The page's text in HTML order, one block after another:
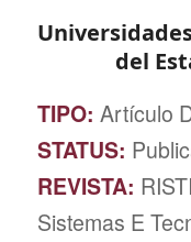
del
TIPO: Artículo
STATUS:
REVISTA:
Sistemas E